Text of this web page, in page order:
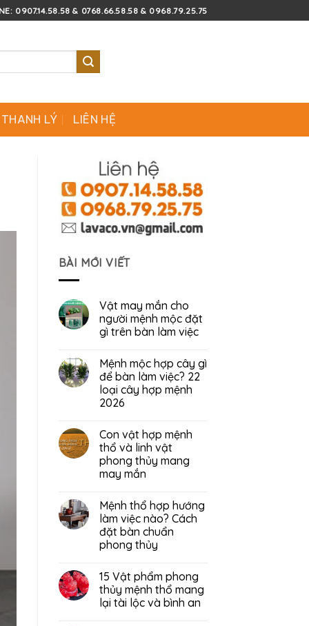
0907.14.58.58 & 0768.66.58.58 & 0968.79.25.75
LÝ LIÊN HỆ
BÀI MỚI VIẾT
Vật may mắn cho
người mệnh mộc đặt
gì trên bàn làm việc
Mệnh mộc hợp cây gì
để bàn làm việc? 22
loại cây hợp mệnh
2026
Con vật hợp mệnh
thổ và linh vật
phong thủy mang
may mắn
Mệnh thổ hợp hướng
làm việc nào? Cách
đặt bàn chuẩn
phong thủy
15 Vật phẩm phong
thủy mệnh thổ mang
lại tài lộc và bình an